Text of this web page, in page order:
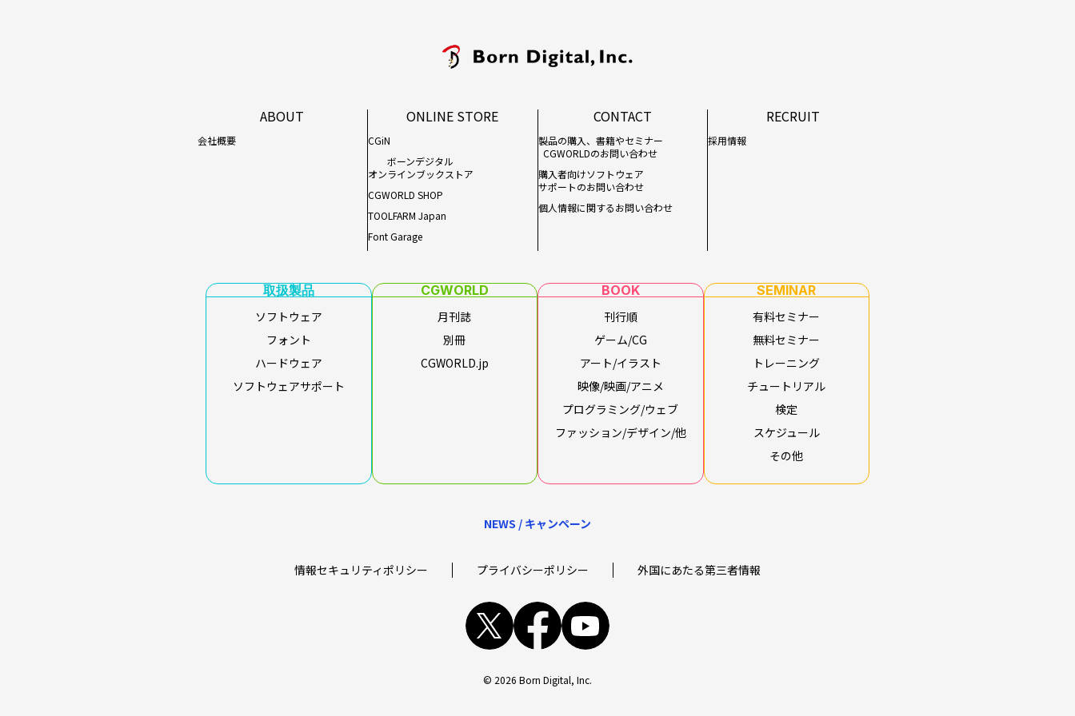
ABOUT
会社概要
ONLINE STORE
CGiN
ボーンデジタル
オンラインブックストア
CGWORLD SHOP
TOOLFARM Japan
Font Garage
CONTACT
製品の購入、書籍やセミナー
CGWORLDのお問い合わせ
購入者向けソフトウェア
サポートのお問い合わせ
個人情報に関するお問い合わせ
RECRUIT
採用情報
取扱製品
ソフトウェア
フォント
ハードウェア
ソフトウェアサポート
CGWORLD
月刊誌
別冊
CGWORLD.jp
BOOK
刊行順
ゲーム/CG
アート/イラスト
映像/映画/アニメ
プログラミング/ウェブ
ファッション/デザイン/他
SEMINAR
有料セミナー
無料セミナー
トレーニング
チュートリアル
検定
スケジュール
その他
NEWS / キャンペーン
情報セキュリティポリシー プライバシーポリシー 外国にあたる第三者情報
x facebook
© 2026 Born Digital, Inc.